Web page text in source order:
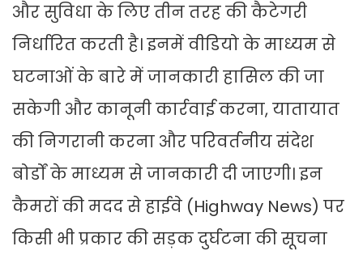
और सुविधा के लिए तीन तरह की कैटेगरी
निर्धारित करती है। इनमें वीडियो के माध्यम से
घटनाओं के बारे में जानकारी हासिल की जा
सकेगी और कानूनी कार्रवाई करना, यातायात
की निगरानी करना और परिवर्तनीय संदेश
बोर्डों के माध्यम से जानकारी दी जाएगी। इन
कैमरों की मदद से हाईवे (Highway News) पर
किसी भी प्रकार की सड़क दुर्घटना की सूचना